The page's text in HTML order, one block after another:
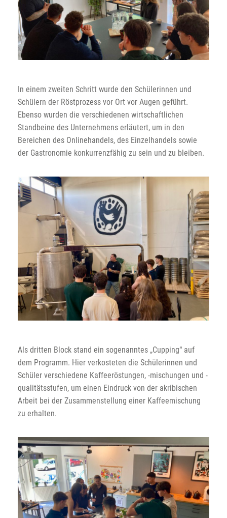
In einem zweiten Schritt wurde den Schülerinnen und
Schülern der Röstprozess vor Ort vor Augen geführt.
Ebenso wurden die verschiedenen wirtschaftlichen
Standbeine des Unternehmens erläutert, um in den
Bereichen des Onlinehandels, des Einzelhandels sowie
der Gastronomie konkurrenzfähig zu sein und zu bleiben.
Als dritten Block stand ein sogenanntes „Cupping“ auf
dem Programm. Hier verkosteten die Schülerinnen und
Schüler verschiedene Kaffeeröstungen, -mischungen und -
qualitätsstufen, um einen Eindruck von der akribischen
Arbeit bei der Zusammenstellung einer Kaffeemischung
zu erhalten.